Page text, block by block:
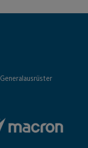
Generalausrüster